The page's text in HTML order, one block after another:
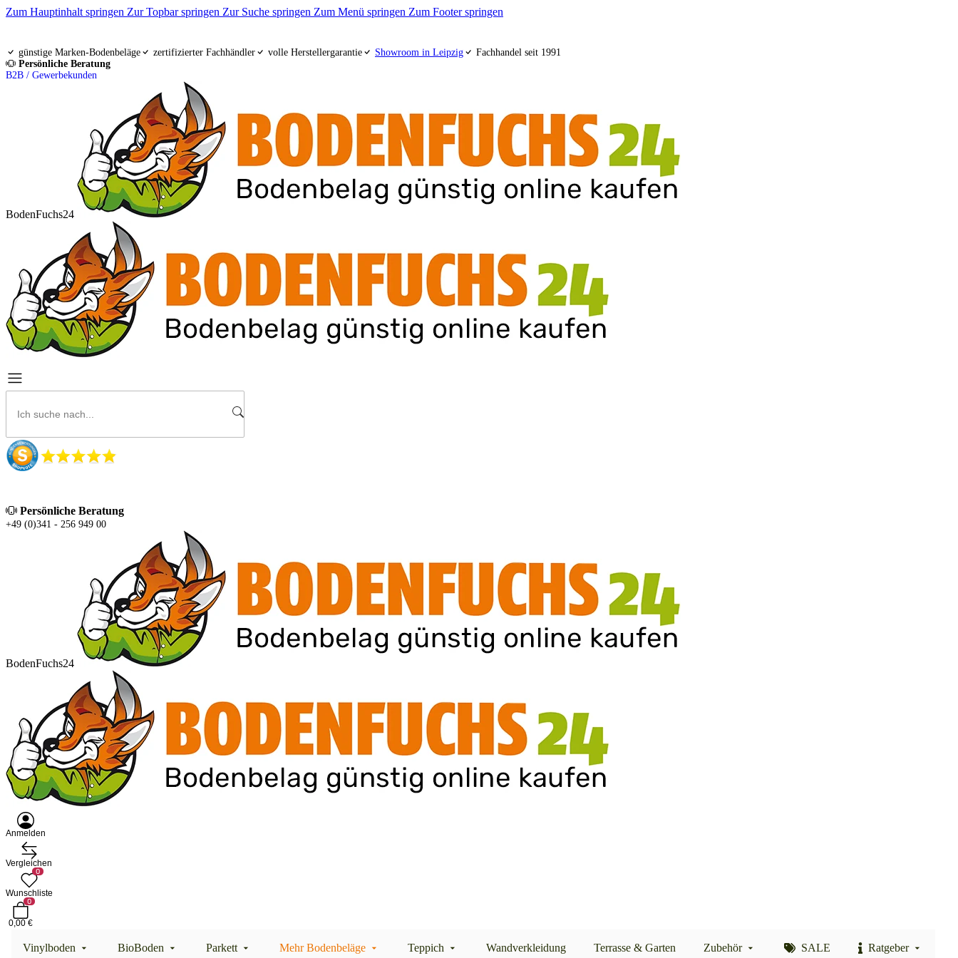
Zum Hauptinhalt springen Zur Topbar springen Zur Suche springen Zum Menü springen Zum Footer springen
günstige Marken-Bodenbeläge zertifizierter Fachhändler volle Herstellergarantie Showroom in Leipzig
Fachhandel seit 1991
Persönliche Beratung
B2B / Gewerbekunden
BodenFuchs24
Persönliche Beratung
+49 (0)341 - 256 949 00
BodenFuchs24
Anmelden
Vergleichen
0
Wunschliste
0
0,00 €
Vinylboden BioBoden Parkett Mehr Bodenbeläge Teppich Wandverkleidung Terrasse & Garten Zubehör SALE Ratgeber